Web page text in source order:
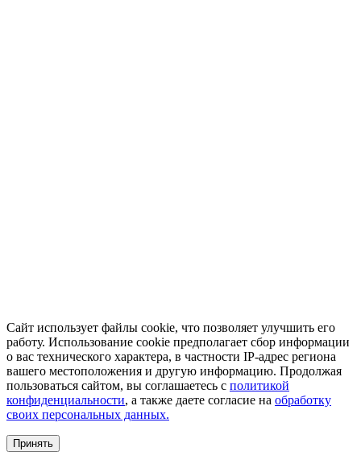
Сайт использует файлы cookie, что позволяет улучшить его
работу. Использование cookie предполагает сбор информации
о вас технического характера, в частности IP-адрес региона
вашего местоположения и другую информацию. Продолжая
пользоваться сайтом, вы соглашаетесь с политикой
конфиденциальности, а также даете согласие на обработку
своих персональных данных.
Принять